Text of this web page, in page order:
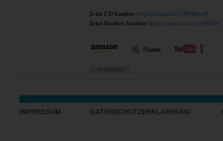
Jetzt CD kaufen: https://amzn.to/3WQ6wvP
Jetzt Fanbox kaufen: https://amzn.to/3AxVGD6
IMPRESSUM DATENSCHUTZERKLAERUNG